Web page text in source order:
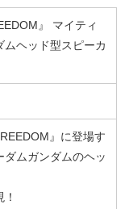
』 マイティ
ヘッド型スピーカ
』に登場す
ムガンダムのヘッ